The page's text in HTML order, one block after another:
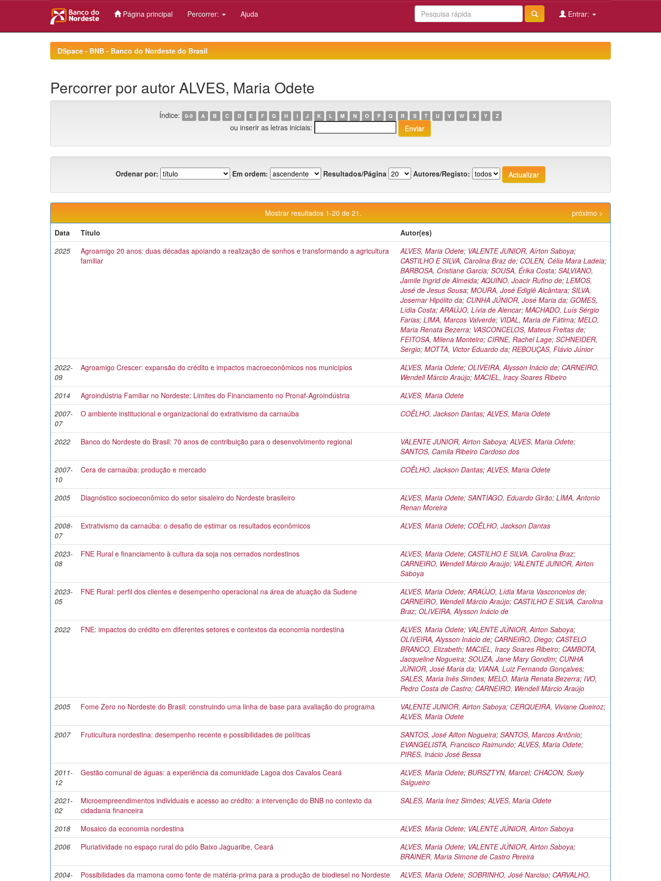
Página principal Percorrer: Ajuda Entrar:
DSpace - BNB - Banco do Nordeste do Brasil
Percorrer por autor ALVES, Maria Odete
Índice: 0-9 A B C D E F G H I J K L M N O P Q R S T U V W X Y Z
ou inserir as letras iniciais:
Ordenar por: Em ordem: Resultados/Página Autores/Registo:
Mostrar resultados 1-20 de 21.
próximo >
Data
Título
Autor(es)
2025
Agroamigo 20 anos: duas décadas apoiando a realização de sonhos e transformando a agricultura
familiar
ALVES, Maria Odete; VALENTE JUNIOR, Aírton Saboya;
CASTILHO E SILVA, Carolina Braz de; COLEN, Célia Mara Ladeia;
BARBOSA, Cristiane Garcia; SOUSA, Érika Costa; SALVIANO,
Jamile Ingrid de Almeida;AQUINO, Joacir Rufino de; LEMOS,
José de Jesus Sousa; MOURA, José Ediglê Alcântara; SILVA,
Josemar Hipólito da; CUNHA JÚNIOR, José Maria da; GOMES,
Lídia Costa;ARAÚJO, Lívia de Alencar; MACHADO, Luís Sérgio
Farias; LIMA, Marcos Valverde; VIDAL, Maria de Fátima; MELO,
Maria Renata Bezerra; VASCONCELOS, Mateus Freitas de;
FEITOSA, Milena Monteiro; CIRNE, Rachel Lage; SCHNEIDER,
Sergio; MOTTA, Victor Eduardo da; REBOUÇAS, Flávio Júnior
2022-
09
Agroamigo Crescer: expansão do crédito e impactos macroeconômicos nos municípios ALVES, Maria Odete; OLIVEIRA, Alysson Inácio de; CARNEIRO,
Wendell Márcio Araújo; MACIEL, Iracy Soares Ribeiro
2014
Agroindústria Familiar no Nordeste: Limites do Financiamento no Pronaf-Agroindústria
ALVES, Maria Odete
2007-
07
O ambiente institucional e organizacional do extrativismo da carnaúba COÊLHO, Jackson Dantas;ALVES, Maria Odete
2022 Banco do Nordeste do Brasil: 70 anos de contribuição para o desenvolvimento regional VALENTE JUNIOR, Airton Saboya;ALVES, Maria Odete;
SANTOS, Camila Ribeiro Cardoso dos
2007-
10
Cera de carnaúba: produção e mercado COÊLHO, Jackson Dantas;ALVES, Maria Odete
2005 Diagnóstico socioeconômico do setor sisaleiro do Nordeste brasileiro ALVES, Maria Odete; SANTIAGO, Eduardo Girão; LIMA, Antonio
Renan Moreira
2008-
07
Extrativismo da carnaúba: o desafio de estimar os resultados econômicos ALVES, Maria Odete; COÊLHO, Jackson Dantas
2023-
08
FNE Rural e financiamento à cultura da soja nos cerrados nordestinos ALVES, Maria Odete; CASTILHO E SILVA, Carolina Braz;
CARNEIRO, Wendell Márcio Araújo; VALENTE JUNIOR, Airton
Saboya
2023-
05
FNE Rural: perfil dos clientes e desempenho operacional na área de atuação da Sudene ALVES, Maria Odete;ARAÚJO, Lídia Maria Vasconcelos de;
CARNEIRO, Wendell Márcio Araújo; CASTILHO E SILVA, Carolina
Braz; OLIVEIRA, Alysson Inácio de
2022
FNE: impactos do crédito em diferentes setores e contextos da economia nordestina ALVES, Maria Odete; VALENTE JÚNIOR, Airton Saboya;
OLIVEIRA, Alysson Inácio de; CARNEIRO, Diego; CASTELO
BRANCO, Elizabeth; MACIEL, Iracy Soares Ribeiro; CAMBOTA,
Jacqueline Nogueira; SOUZA, Jane Mary Gondim; CUNHA
JÚNIOR, José Maria da; VIANA, Luiz Fernando Gonçalves;
SALES, Maria Inês Simões; MELO, Maria Renata Bezerra; IVO,
Pedro Costa de Castro; CARNEIRO, Wendell Márcio Araújo
2005
Fome Zero no Nordeste do Brasil: construindo uma linha de base para avaliação do programa VALENTE JUNIOR, Airton Saboya; CERQUEIRA, Viviane Queiroz;
ALVES, Maria Odete
2007
Fruticultura nordestina: desempenho recente e possibilidades de políticas SANTOS, José Ailton Nogueira; SANTOS, Marcos Antônio;
EVANGELISTA, Francisco Raimundo;ALVES, Maria Odete;
PIRES, Inácio José Bessa
2011-
12
Gestão comunal de águas: a experiência da comunidade Lagoa dos Cavalos Ceará ALVES, Maria Odete; BURSZTYN, Marcel; CHACON, Suely
Salgueiro
2021-
02
Microempreendimentos individuais e acesso ao crédito: a intervenção do BNB no contexto da
cidadania financeira
SALES, Maria Inez Simões;ALVES, Maria Odete
2018 Mosaico da economia nordestina ALVES, Maria Odete; VALENTE JÚNIOR, Airton Saboya
2006
Pluriatividade no espaço rural do pólo Baixo Jaguaribe, Ceará ALVES, Maria Odete; VALENTE JÚNIOR, Airton Saboya;
BRAINER, Maria Simone de Castro Pereira
2004-
Possibilidades da mamona como fonte de matéria-prima para a produção de biodiesel no Nordeste
ALVES, Maria Odete; SOBRINHO, José Narciso; CARVALHO,